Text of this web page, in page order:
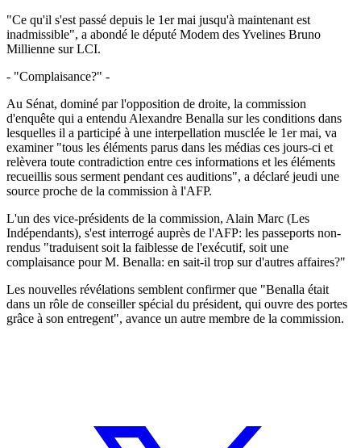
"Ce qu'il s'est passé depuis le 1er mai jusqu'à maintenant est
inadmissible", a abondé le député Modem des Yvelines Bruno
Millienne sur LCI.
- "Complaisance?" -
Au Sénat, dominé par l'opposition de droite, la commission
d'enquête qui a entendu Alexandre Benalla sur les conditions dans
lesquelles il a participé à une interpellation musclée le 1er mai, va
examiner "tous les éléments parus dans les médias ces jours-ci et
relèvera toute contradiction entre ces informations et les éléments
recueillis sous serment pendant ces auditions", a déclaré jeudi une
source proche de la commission à l'AFP.
L'un des vice-présidents de la commission, Alain Marc (Les
Indépendants), s'est interrogé auprès de l'AFP: les passeports non-
rendus "traduisent soit la faiblesse de l'exécutif, soit une
complaisance pour M. Benalla: en sait-il trop sur d'autres affaires?"
Les nouvelles révélations semblent confirmer que "Benalla était
dans un rôle de conseiller spécial du président, qui ouvre des portes
grâce à son entregent", avance un autre membre de la commission.